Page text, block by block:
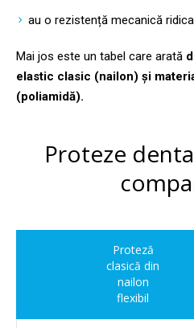
au o rezistență mecanică
Mai jos este un tabel care arată
elastic clasic (nailon) și
(poliamidă).
Proteze
Proteză
clasică din
nailon
flexibil